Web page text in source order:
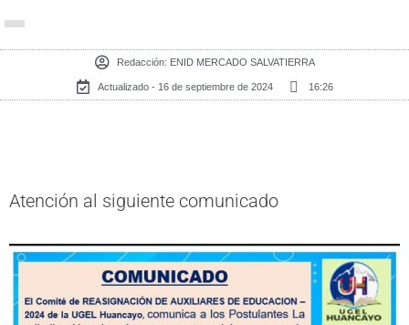
Redacción: ENID MERCADO SALVATIERRA
Actualizado - 16 de septiembre de 2024 16:26
Atención al siguiente comunicado